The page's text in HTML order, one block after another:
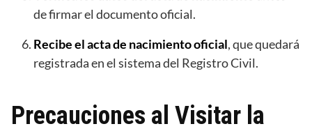
de firmar el documento oficial.
Recibe el acta de nacimiento oficial, que quedará
registrada en el sistema del Registro Civil.
Precauciones al Visitar la